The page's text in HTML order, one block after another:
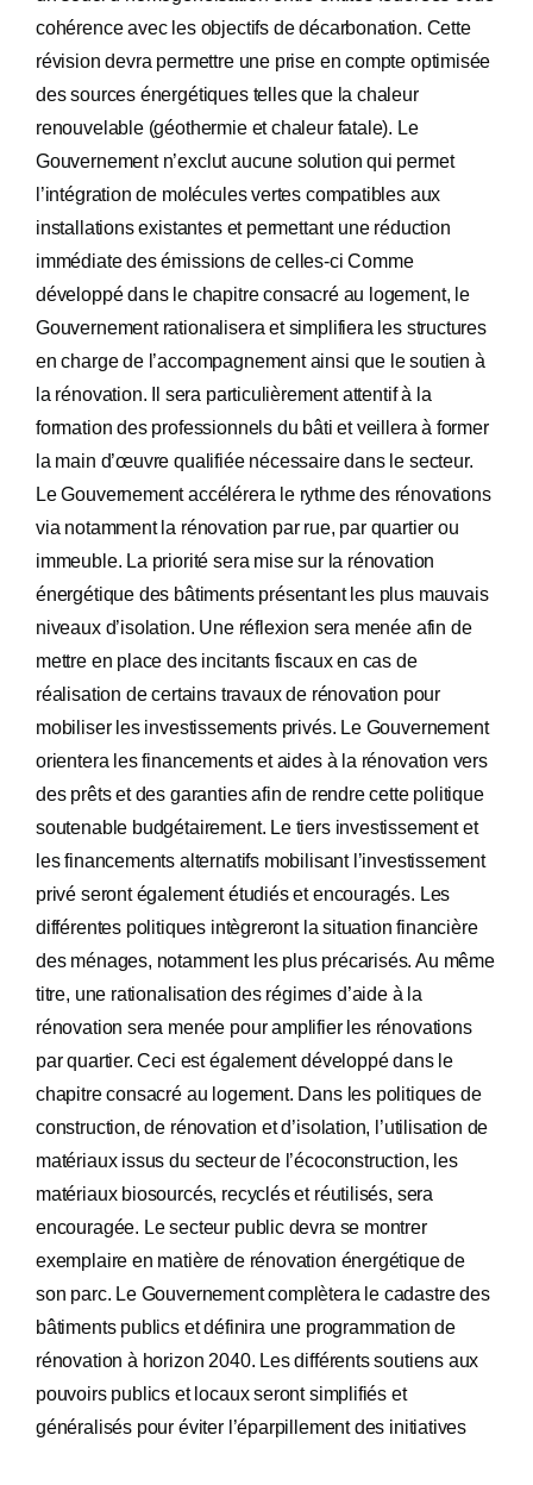
cohérence avec les objectifs de décarbonation. Cette
révision devra permettre une prise en compte optimisée
des sources énergétiques telles que la chaleur
renouvelable (géothermie et chaleur fatale). Le
Gouvernement n’exclut aucune solution qui permet
l’intégration de molécules vertes compatibles aux
installations existantes et permettant une réduction
immédiate des émissions de celles-ci Comme
développé dans le chapitre consacré au logement, le
Gouvernement rationalisera et simplifiera les structures
en charge de l’accompagnement ainsi que le soutien à
la rénovation. Il sera particulièrement attentif à la
formation des professionnels du bâti et veillera à former
la main d’œuvre qualifiée nécessaire dans le secteur.
Le Gouvernement accélérera le rythme des rénovations
via notamment la rénovation par rue, par quartier ou
immeuble. La priorité sera mise sur la rénovation
énergétique des bâtiments présentant les plus mauvais
niveaux d’isolation. Une réflexion sera menée afin de
mettre en place des incitants fiscaux en cas de
réalisation de certains travaux de rénovation pour
mobiliser les investissements privés. Le Gouvernement
orientera les financements et aides à la rénovation vers
des prêts et des garanties afin de rendre cette politique
soutenable budgétairement. Le tiers investissement et
les financements alternatifs mobilisant l’investissement
privé seront également étudiés et encouragés. Les
différentes politiques intègreront la situation financière
des ménages, notamment les plus précarisés. Au même
titre, une rationalisation des régimes d’aide à la
rénovation sera menée pour amplifier les rénovations
par quartier. Ceci est également développé dans le
chapitre consacré au logement. Dans les politiques de
construction, de rénovation et d’isolation, l’utilisation de
matériaux issus du secteur de l’écoconstruction, les
matériaux biosourcés, recyclés et réutilisés, sera
encouragée. Le secteur public devra se montrer
exemplaire en matière de rénovation énergétique de
son parc. Le Gouvernement complètera le cadastre des
bâtiments publics et définira une programmation de
rénovation à horizon 2040. Les différents soutiens aux
pouvoirs publics et locaux seront simplifiés et
généralisés pour éviter l’éparpillement des initiatives